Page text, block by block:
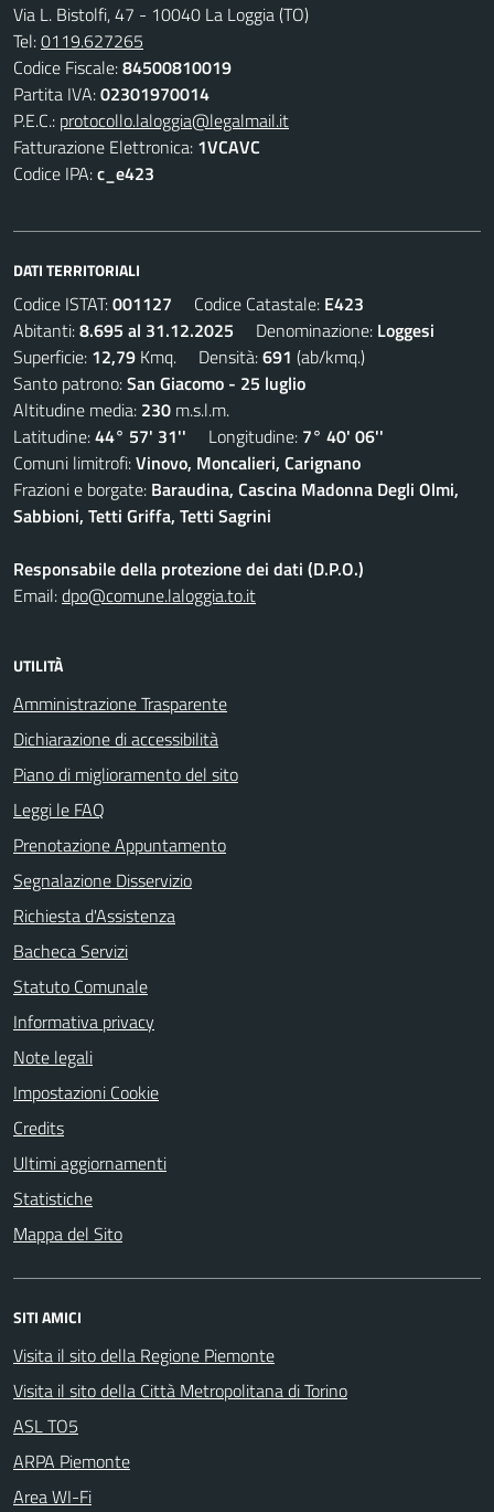
Via L. Bistolfi, 47 - 10040 La Loggia (TO)
Tel:0119.627265
Codice Fiscale:84500810019
Partita IVA:02301970014
P.E.C.: protocollo.laloggia@legalmail.it
Fatturazione Elettronica: 1VCAVC
Codice IPA:c_e423
DATI TERRITORIALI
Codice ISTAT:001127 Codice Catastale: E423
Abitanti:8.695 al 31.12.2025 Denominazione: Loggesi
Superficie: 12,79 Kmq. Densità:691 (ab/kmq.)
Santo patrono:San Giacomo - 25 luglio
Altitudine media: 230 m.s.l.m.
Latitudine:44° 57' 31'' Longitudine: 7° 40' 06''
Comuni limitrofi:Vinovo, Moncalieri, Carignano
Frazioni e borgate: Baraudina, Cascina Madonna Degli Olmi,
Sabbioni, Tetti Griffa, Tetti Sagrini
Responsabile della protezione dei dati (D.P.O.)
Email:dpo@comune.laloggia.to.it
UTILITÀ
Amministrazione Trasparente
Dichiarazione di accessibilità
Piano di miglioramento del sito
Leggi le FAQ
Prenotazione Appuntamento
Segnalazione Disservizio
Richiesta d'Assistenza
Bacheca Servizi
Statuto Comunale
Informativa privacy
Note legali
Impostazioni Cookie
Credits
Ultimi aggiornamenti
Statistiche
Mappa del Sito
SITI AMICI
Visita il sito della Regione Piemonte
Visita il sito della Città Metropolitana di Torino
ASL TO5
ARPA Piemonte
Area WI-Fi